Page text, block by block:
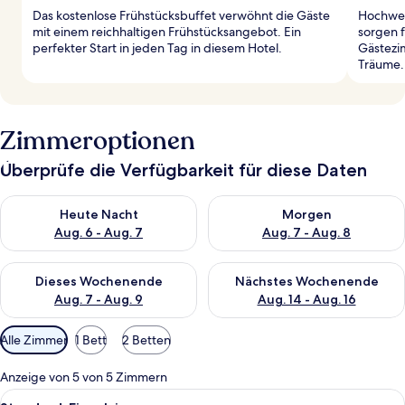
Das kostenlose Frühstücksbuffet verwöhnt die Gäste
mit einem reichhaltigen Frühstücksangebot. Ein
perfekter Start in jeden Tag in diesem Hotel.
sorgen
Träume.
Zimmeroptionen
Überprüfe die Verfügbarkeit für diese Daten
Heute Nacht
Aug. 6 - Aug. 7
Überprüfe die Verfügbarkeit für heute Nacht, Aug. 6 - Aug. 7.
Morgen
Aug. 7 - Aug. 8
Überprüfe die Verfügbarkeit
Dieses Wochenende
Aug. 7 - Aug. 9
Überprüfe die Verfügbarkeit für dieses Wochenende, Aug. 7
Nächstes Wochenende
Aug. 14 - Aug. 16
Überprüfe die Verfügbarkeit
Verfügbare
Filter
für
Zimmer
Alle Zimmer 1 Bett 2 Betten
Anzeige von 5 von 5 Zimmern
Alle Ein Hotelzimmer mit Bett,